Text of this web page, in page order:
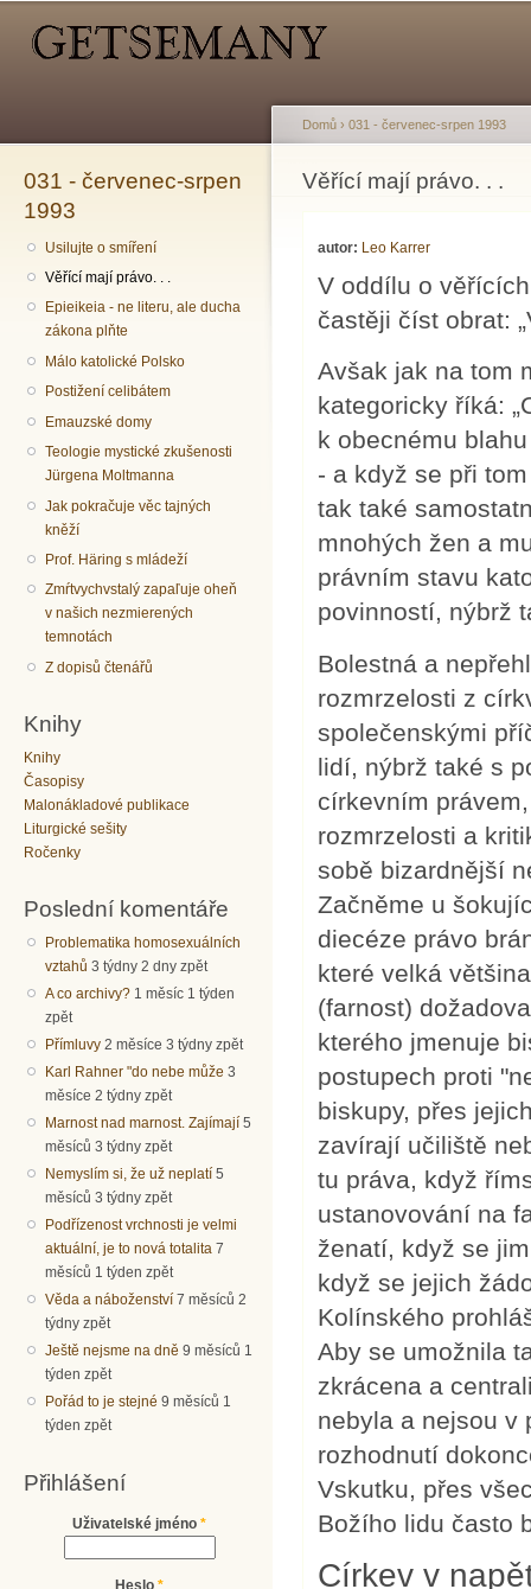
031 - červenec-srpen
1993
Usilujte o smíření
Věřící mají právo. . .
Epieikeia - ne literu, ale ducha
zákona plňte
Málo katolické Polsko
Postižení celibátem
Emauzské domy
Teologie mystické zkušenosti
Jürgena Moltmanna
Jak pokračuje věc tajných
kněží
Prof. Häring s mládeží
Zmŕtvychvstalý zapaľuje oheň
v našich nezmierených
temnotách
Z dopisů čtenářů
Knihy
Knihy
Časopisy
Malonákladové publikace
Liturgické sešity
Ročenky
Poslední komentáře
Problematika homosexuálních
vztahů 3 týdny 2 dny zpět
A co archivy? 1 měsíc 1 týden
zpět
Přímluvy 2 měsíce 3 týdny zpět
Karl Rahner "do nebe může 3
měsíce 2 týdny zpět
Marnost nad marnost. Zajímají 5
měsíců 3 týdny zpět
Nemyslím si, že už neplatí 5
měsíců 3 týdny zpět
Podřízenost vrchnosti je velmi
aktuální, je to nová totalita 7
měsíců 1 týden zpět
Věda a náboženství 7 měsíců 2
týdny zpět
Ještě nejsme na dně 9 měsíců 1
týden zpět
Pořád to je stejné 9 měsíců 1
týden zpět
Přihlášení
Uživatelské jméno *
Heslo *
Jste zde
Domů › 031 - červenec-srpen 1993
Věřící mají právo. . .
autor: Leo Karrer
V oddílu o
častěji číst obrat:
Avšak jak na tom
kategoricky říká:
k obecnému
- a když se při
tak také
mnohých žen a
právním stavu
povinností, nýbrž
Bolestná a
rozmrzelosti z
společenskými
lidí, nýbrž také s
církevním
rozmrzelosti a
sobě bizardnější
Začněme u
diecéze právo
které velká
(farnost)
kterého jmenuje
postupech proti
biskupy, přes
zavírají učiliště
tu práva, když
ustanovování na
ženatí, když se
když se jejich
Kolínského
Aby se umožnila
zkrácena a
nebyla a nejsou v
rozhodnutí
Vskutku, přes
Božího lidu často
Církev v